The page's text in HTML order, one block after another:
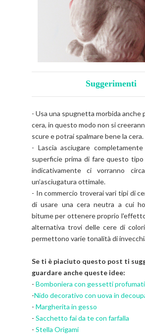
Suggerimenti
- Usa una spugnetta morbida anche
cera, in questo modo non si
scure e potrai spalmare bene la cera.
- Lascia asciugare
superficie prima di fare questo tipo
indicativamente ci vorranno
un’asciugatura ottimale.
- In commercio troverai vari tipi di
di usare una cera neutra a cui
bitume per ottenere proprio
alternativa trovi delle cere di
permettono varie tonalità di
Se ti è piaciuto questo post ti
guardare anche queste idee:
- Bomboniera con gessetti profumati
-Nido decorativo con uova in
- Margherita in gesso
- Sacchetto fai da te con farfalla
- Stella Origami